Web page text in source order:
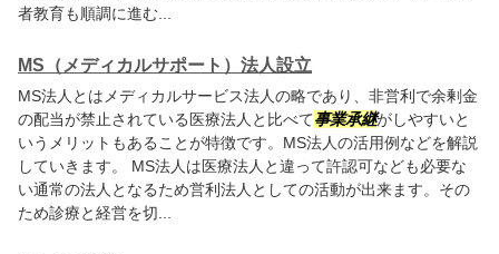
者教育も順調に進む...
MS（メディカルサポート）法人設立
MS法人とはメディカルサービス法人の略であり、非営利で余剰金
の配当が禁止されている医療法人と比べて事業承継がしやすいと
いうメリットもあることが特徴です。MS法人の活用例などを解説
していきます。 MS法人は医療法人と違って許認可なども必要な
い通常の法人となるため営利法人としての活動が出来ます。その
ため診療と経営を切...